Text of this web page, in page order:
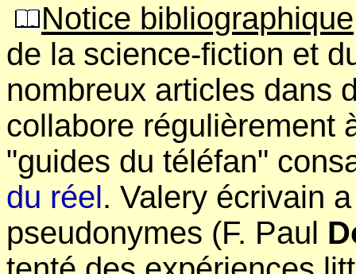
Notice bibliographique
de la science-fiction et
nombreux articles dans
collabore régulièrement
"guides du téléfan"
du réel. Valery écrivain
pseudonymes (F. Paul